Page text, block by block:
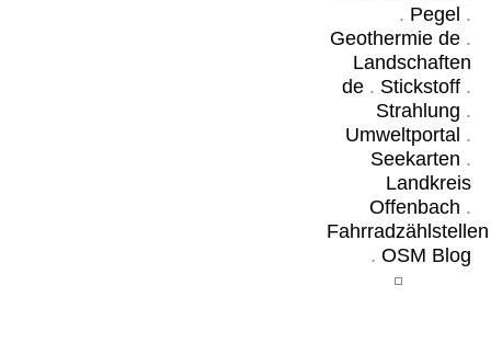
. Pegel .
Geothermie de.
Landschaften
de. Stickstoff.
Strahlung .
Umweltportal .
Seekarten .
Landkreis
Offenbach .
Fahrradzählstellen
. OSM Blog